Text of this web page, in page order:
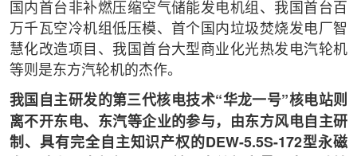
国内首台非补燃压缩空气储能发电机组、我国首台百
万千瓦空冷机组低压模、首个国内垃圾焚烧发电厂智
慧化改造项目、我国首台大型商业化光热发电汽轮机
等则是东方汽轮机的杰作。
我国自主研发的第三代核电技术“华龙一号”核电站则
离不开东电、东汽等企业的参与，由东方风电自主研
制、具有完全自主知识产权的DEW-5.5S-172型永磁